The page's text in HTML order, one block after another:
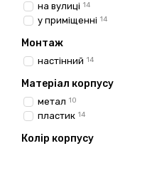
на вулиці 14
у приміщенні 14
Монтаж
настінний 14
Матеріал корпусу
метал 10
пластик 14
Колір корпусу